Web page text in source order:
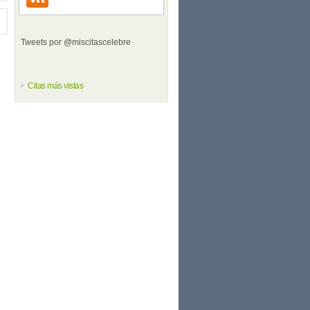
Tweets por @miscitascelebre
Citas más vistas